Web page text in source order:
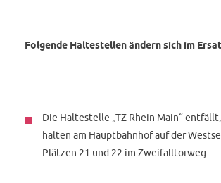
Folgende Haltestellen ändern sich im
Die Haltestelle „TZ Rhein Main“
halten am Hauptbahnhof auf der
Plätzen 21 und 22 im Zweifalltorweg.